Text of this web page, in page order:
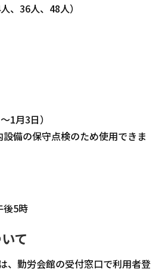
、36人、48人）
1月3日）
備の保守点検のため使用できま
後5時
て
、勤労会館の受付窓口で利用者登